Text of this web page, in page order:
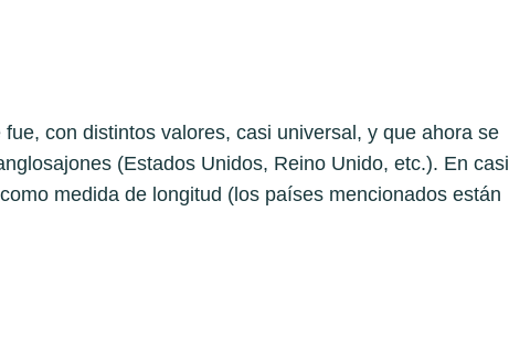
con distintos valores, casi universal, y que ahora se
(Estados Unidos, Reino Unido, etc.). En casi
medida de longitud (los países mencionados están